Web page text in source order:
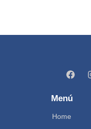
Menú
Home